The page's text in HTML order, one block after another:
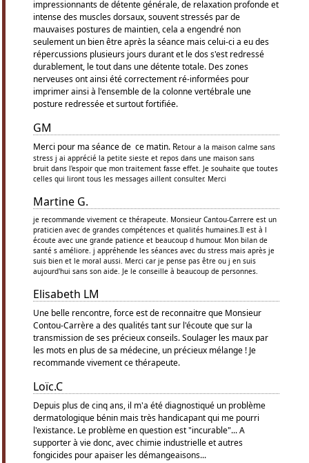
impressionnants de détente générale, de relaxation profonde et
intense des muscles dorsaux, souvent stressés par de
mauvaises postures de maintien, cela a engendré non
seulement un bien être après la séance mais celui-ci a eu des
répercussions plusieurs jours durant et le dos s'est redressé
durablement, le tout dans une détente totale. Des zones
nerveuses ont ainsi été correctement ré-informées pour
imprimer ainsi à l'ensemble de la colonne vertébrale une
posture redressée et surtout fortifiée.
GM
Merci pour ma séance de ce matin. Retour a la maison calme sans
stress j ai apprécié la petite sieste et repos dans une maison sans
bruit dans l'espoir que mon traitement fasse effet. Je souhaite que toutes
celles qui liront tous les messages aillent consulter. Merci
Martine G.
je recommande vivement ce thérapeute. Monsieur Cantou-Carrere est un
praticien avec de grandes compétences et qualités humaines.Il est à l
écoute avec une grande patience et beaucoup d humour. Mon bilan de
santé s améliore. j appréhende les séances avec du stress mais après je
suis bien et le moral aussi. Merci car je pense pas être ou j en suis
aujourd'hui sans son aide. Je le conseille à beaucoup de personnes.
Elisabeth LM
Une belle rencontre, force est de reconnaitre que Monsieur
Contou-Carrère a des qualités tant sur l'écoute que sur la
transmission de ses précieux conseils. Soulager les maux par
les mots en plus de sa médecine, un précieux mélange ! Je
recommande vivement ce thérapeute.
Loïc.C
Depuis plus de cinq ans, il m'a été diagnostiqué un problème
dermatologique bénin mais très handicapant qui me pourri
l'existance. Le problème en question est "incurable"... A
supporter à vie donc, avec chimie industrielle et autres
fongicides pour apaiser les démangeaisons...